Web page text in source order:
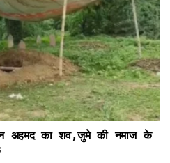
अहमद का शव,जुमे की नमाज के